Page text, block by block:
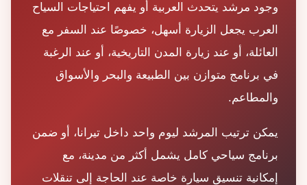
وجود مرشد يتحدث العربية أو يفهم احتياجات السياح
العرب يجعل الزيارة أسهل، خصوصًا عند السفر مع
العائلة، أو عند زيارة المدن التاريخية، أو عند الرغبة
في برنامج متوازن بين الطبيعة والبحر والأسواق
والمطاعم.
يمكن ترتيب المرشد ليوم واحد داخل تيرانا، أو ضمن
برنامج سياحي كامل يشمل أكثر من مدينة، مع
إمكانية تنسيق سيارة خاصة عند الحاجة إلى تنقلات